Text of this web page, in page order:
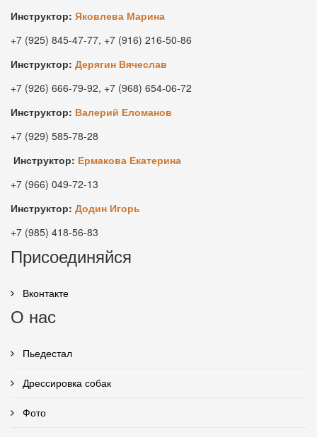
Инструктор: Яковлева Марина
+7 (925) 845-47-77, +7 (916) 216-50-86
Инструктор: Дерягин Вячеслав
+7 (926) 666-79-92, +7 (968) 654-06-72
Инструктор: Валерий Еломанов
+7 (929) 585-78-28
Инструктор: Ермакова Екатерина
+7 (966) 049-72-13
Инструктор: Додин Игорь
+7 (985) 418-56-83
Присоединяйся
Вконтакте
О нас
Пьедестал
Дрессировка собак
Фото